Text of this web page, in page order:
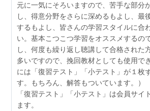
元に一気にそろいますので、苦手な部分
し、得意分野をさらに深めるもよし、最
するもよし、皆さんの学習スタイルに合
い。基本こつこつ学習をオススメするの
し、何度も繰り返し聴講して合格された
多いですので、挽回教材としても使用で
には「復習テスト」「小テスト」が１枚
す。もちろん、解答もついています。）
「復習テスト」「小テスト」は会員サイ
ます。